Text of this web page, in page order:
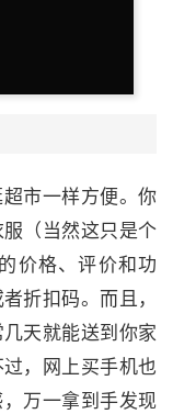
市一样方便。你
（当然这只是个
价格、评价和功
折扣码。而且，
天就能送到你家
，网上买手机也
万一拿到手发现